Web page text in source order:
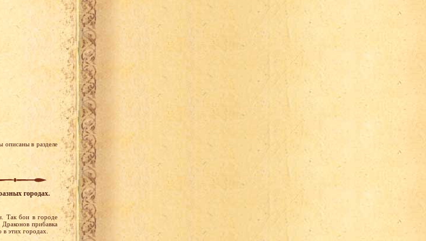
описаны в разделе
городах.
Так бои в городе
прибавка
этих городах.